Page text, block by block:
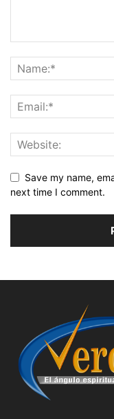
Save my name,
next time I comment.